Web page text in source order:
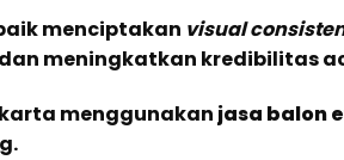
menciptakan visual
meningkatkan kredibilitas
menggunakan jasa balon